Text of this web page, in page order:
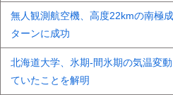
無人観測航空機、高度22kmの南極
ターンに成功
北海道大学、氷期-間氷期の気温変
ていたことを解明